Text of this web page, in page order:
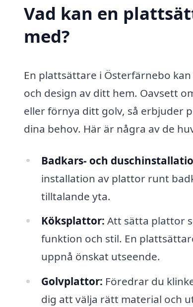
Vad kan en
med?
En plattsättare i Österfärnebo
och design av ditt hem. Oavsett
eller förnya ditt golv, så erbjuder
dina behov. Här är några av de
Badkars- och
installation av plattor runt
tilltalande yta.
Köksplattor: Att sätta plattor
funktion och stil. En
uppnå önskat utseende.
Golvplattor: Föredrar du
dig att välja rätt material och